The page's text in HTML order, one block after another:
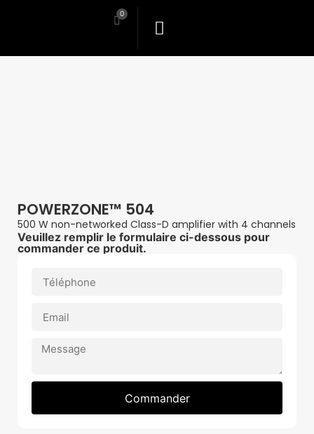
0
POWERZONE™ 504
500 W non-networked Class-D amplifier with 4 channels
Veuillez remplir le formulaire ci-dessous pour
commander ce produit.
Commander